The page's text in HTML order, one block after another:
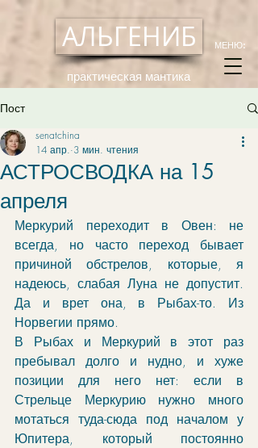
АЛЬГЕНИБ
практическая мантика
МЕНЮ:
Пост
АСТРОСВОДКА на 15
апреля
senatchina
14 апр. 3 мин. чтения
Меркурий переходит в Овен: не
всегда, но часто переход бывает
причиной обстрелов, которые, я
надеюсь, слабая Луна не допустит.
Да и врет она, в Рыбах-то. Из
Норвегии прямо.
В Рыбах и Меркурий в этот раз
пребывал долго и нудно, и хуже
позиции для него нет: если в
Стрельце Меркурию нужно много
мотаться туда-сюда под началом у
Юпитера, который постоянно